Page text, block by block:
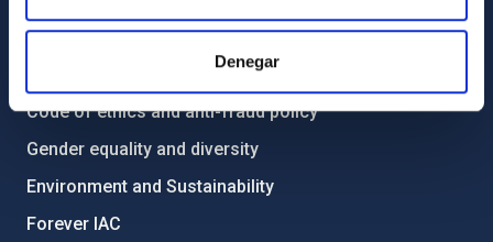
Denegar
Legislation
Code of ethics and anti-fraud policy
Gender equality and diversity
Environment and Sustainability
Forever IAC